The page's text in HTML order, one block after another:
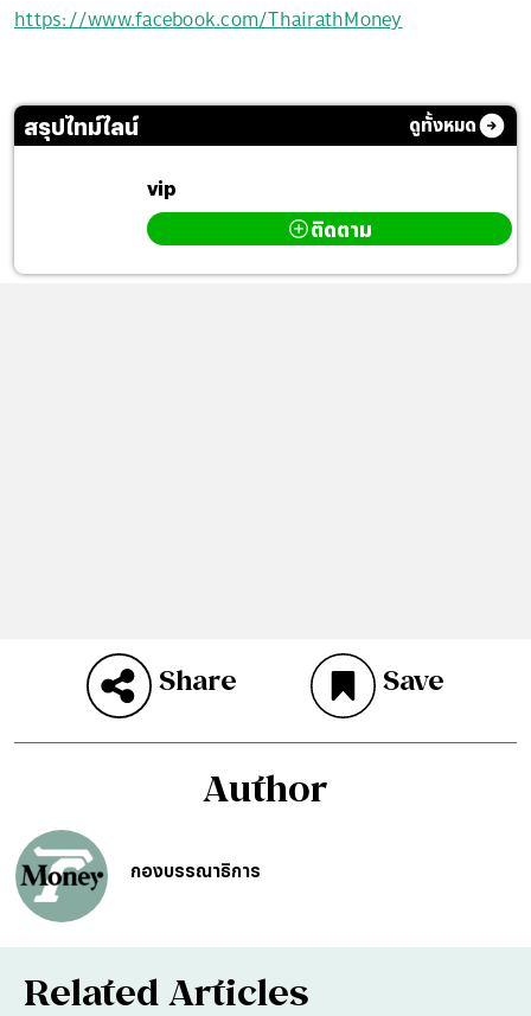
https://www.facebook.com/ThairathMoney
สรุปไทม์ไลน์ ดูทั้งหมด
vip
ติดตาม
Share Save
Author
กองบรรณาธิการ
Related Articles